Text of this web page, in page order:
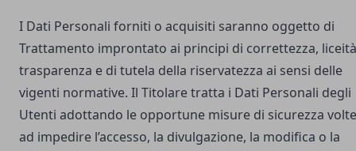
I Dati Personali forniti o acquisiti saranno oggetto di
Trattamento improntato ai principi di correttezza,
trasparenza e di tutela della riservatezza ai sensi delle
vigenti normative. Il Titolare tratta i Dati Personali degli
Utenti adottando le opportune misure di sicurezza volte
ad impedire l’accesso, la divulgazione, la modifica o la